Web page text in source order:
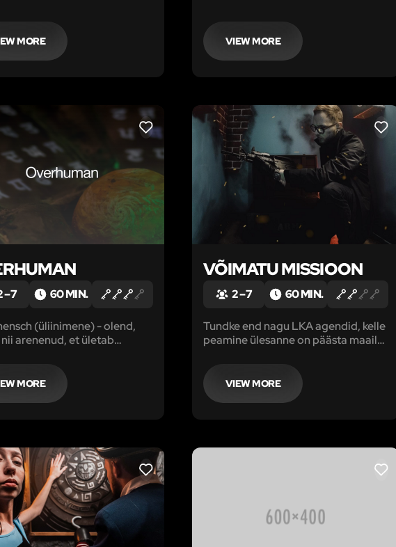
MORE
seikluste otsijana!
VIEW MORE
LIKE
– 7 60 MIN.
(üliinimene) - olend,
nii arenenud, et ületab
omakorda kunagi ahvi.
on keegi, keda tuleks
MORE
LIKE
VÕIMATU MISSIOON
2 – 7 60 MIN.
Tundke end nagu LKA agendid, kelle
peamine ülesanne on päästa maailm
Mõistatused, intriigid, kavalad šifrid
ja salavandenõud – selle ülesandega
saavad hakkama vaid parimad
VIEW MORE
LIKE LIKE